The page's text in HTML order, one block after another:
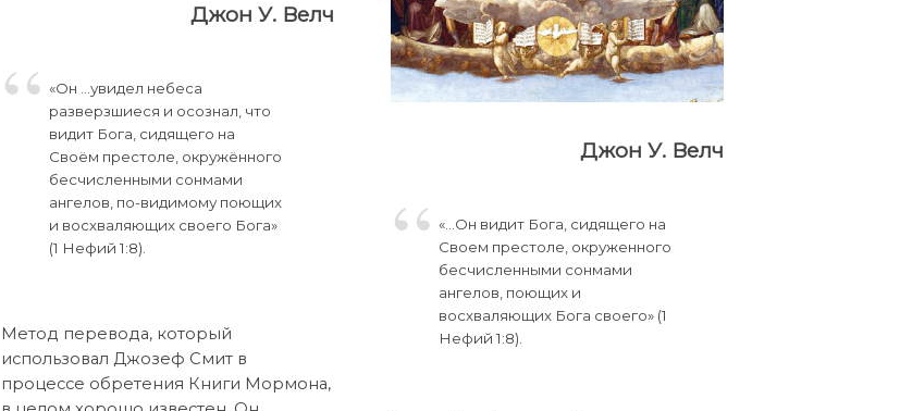
Джон У. Велч
«Он …увидел небеса
разверзшиеся и осознал, что
видит Бога, сидящего на
Своём престоле, окружённого
бесчисленными сонмами
ангелов, по-видимому поющих
и восхваляющих своего Бога»
(1 Нефий 1:8).
Метод перевода, который
использовал Джозеф Смит в
процессе обретения Книги Мормона,
Джон У. Велч
«…Он видит Бога, сидящего на
Своем престоле, окруженного
бесчисленными сонмами
ангелов, поющих и
восхваляющих Бога своего» (1
Нефий 1:8).